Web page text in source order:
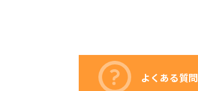
よくある質問